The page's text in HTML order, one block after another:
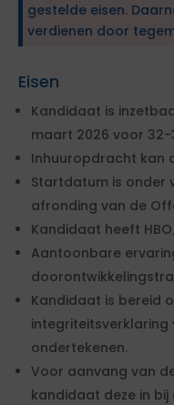
gestelde eisen.
verdienen door
Eisen
Kandidaat is
maart 2026 voor 32-
Inhuuropdracht kan
Startdatum is onder
afronding van de
Kandidaat heeft
Aantoonbare
Kandidaat is bereid
ondertekenen.
Voor aanvang van
kandidaat deze in